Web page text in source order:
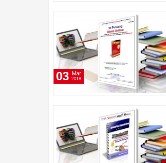
03 Mar
2018